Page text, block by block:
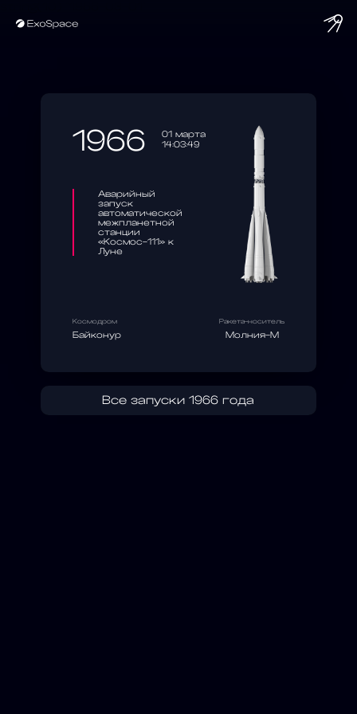
1966
01 марта
14:03:49
Аварийный
запуск
автоматической
межпланетной
станции
«Космос-111» к
Луне
Космодром
Байконур
Ракета-носитель
Молния-М
Все запуски 1966 года